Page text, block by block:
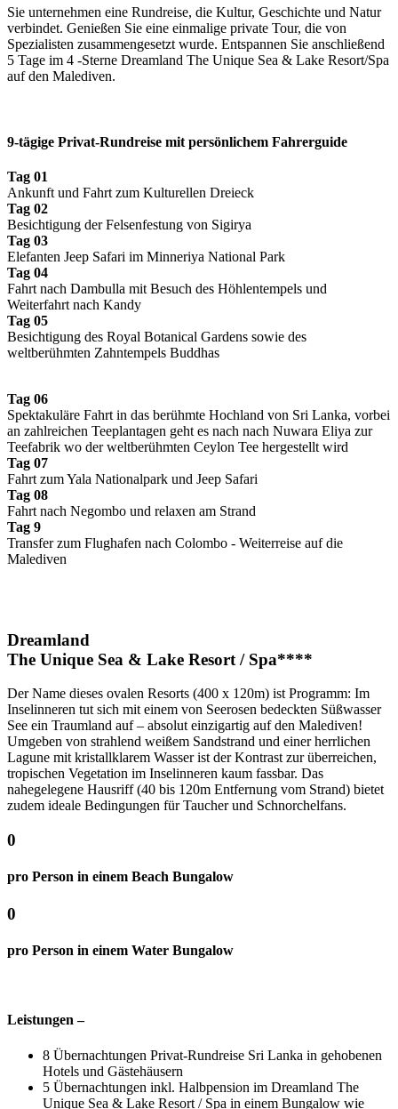
Sie unternehmen eine Rundreise, die Kultur, Geschichte und Natur
verbindet. Genießen Sie eine einmalige private Tour, die von
Spezialisten zusammengesetzt wurde. Entspannen Sie anschließend
5 Tage im 4 -Sterne Dreamland The Unique Sea & Lake Resort/Spa
auf den Malediven.
9-tägige Privat-Rundreise mit persönlichem Fahrerguide
Tag 01
Ankunft und Fahrt zum Kulturellen Dreieck
Tag 02
Besichtigung der Felsenfestung von Sigirya
Tag 03
Elefanten Jeep Safari im Minneriya National Park
Tag 04
Fahrt nach Dambulla mit Besuch des Höhlentempels und
Weiterfahrt nach Kandy
Tag 05
Besichtigung des Royal Botanical Gardens sowie des
weltberühmten Zahntempels Buddhas
Tag 06
Spektakuläre Fahrt in das berühmte Hochland von Sri Lanka, vorbei
an zahlreichen Teeplantagen geht es nach nach Nuwara Eliya zur
Teefabrik wo der weltberühmten Ceylon Tee hergestellt wird
Tag 07
Fahrt zum Yala Nationalpark und Jeep Safari
Tag 08
Fahrt nach Negombo und relaxen am Strand
Tag 9
Transfer zum Flughafen nach Colombo - Weiterreise auf die
Malediven
Dreamland
The Unique Sea & Lake Resort / Spa****
Der Name dieses ovalen Resorts (400 x 120m) ist Programm: Im
Inselinneren tut sich mit einem von Seerosen bedeckten Süßwasser
See ein Traumland auf – absolut einzigartig auf den Malediven!
Umgeben von strahlend weißem Sandstrand und einer herrlichen
Lagune mit kristallklarem Wasser ist der Kontrast zur überreichen,
tropischen Vegetation im Inselinneren kaum fassbar. Das
nahegelegene Hausriff (40 bis 120m Entfernung vom Strand) bietet
zudem ideale Bedingungen für Taucher und Schnorchelfans.
0
pro Person in einem Beach Bungalow
0
pro Person in einem Water Bungalow
Leistungen –
8 Übernachtungen Privat-Rundreise Sri Lanka in gehobenen
Hotels und Gästehäusern
5 Übernachtungen inkl. Halbpension im Dreamland The
Unique Sea & Lake Resort / Spa in einem Bungalow wie